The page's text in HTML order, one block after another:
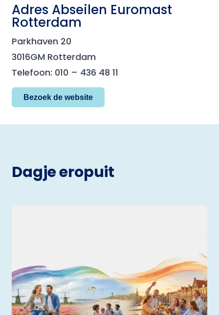
Adres Abseilen Euromast
Rotterdam
Parkhaven 20
3016GM Rotterdam
Telefoon: 010 – 436 48 11
Bezoek de website
Dagje eropuit